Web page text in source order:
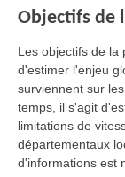
Objectifs de
Les objectifs de la
d'estimer l'enjeu
surviennent sur
temps, il s'agit
limitations de
départementaux
d'informations est